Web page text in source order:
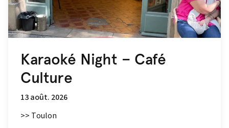
Karaoké Night – Café
Culture
13 août. 2026
>> Toulon